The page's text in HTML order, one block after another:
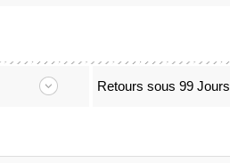
Retours sous 99 Jours